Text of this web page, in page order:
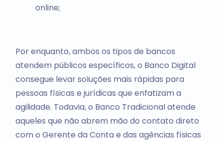
online;
Por enquanto, ambos os tipos de bancos
atendem públicos específicos, o Banco Digital
consegue levar soluções mais rápidas para
pessoas físicas e jurídicas que enfatizam a
agilidade. Todavia, o Banco Tradicional atende
aqueles que não abrem mão do contato direto
com o Gerente da Conta e das agências físicas